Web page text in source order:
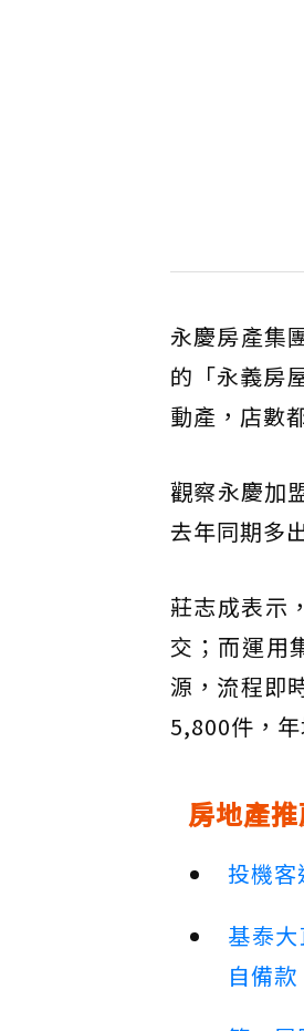
永慶房產集
的「永義房
動產，店數
觀察永慶加
去年同期多
莊志成表示
交；而運用
源，流程即
5,800件，
房地產
投機
基泰
自備款